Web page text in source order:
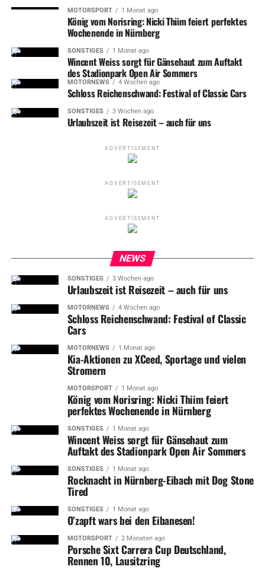
Wolfsburgs #13 Lucas Dumont (li.) und Nürnbergs #22 Timo Bakos
Nürnberg legte einen perfekten
Start hin
Gastgeber mit einem präzisen Handgelenkschuss in
MOTORSPORT 1 Monat ago
König vom Norisring: Nicki Thiim feiert perfektes
Wochenende in Nürnberg
SONSTIGES 1 Monat ago
Wincent Weiss sorgt für Gänsehaut zum Auftakt
des Stadionpark Open Air Sommers
MOTORNEWS 4 Wochen ago
Schloss Reichenschwand: Festival of Classic Cars
SONSTIGES 3 Wochen ago
Urlaubszeit ist Reisezeit – auch für uns
ADVERTISEMENT
ADVERTISEMENT
ADVERTISEMENT
NEWS
SONSTIGES 3 Wochen ago
Urlaubszeit ist Reisezeit – auch für uns
MOTORNEWS 4 Wochen ago
Schloss Reichenschwand: Festival of Classic
Cars
MOTORNEWS 1 Monat ago
Kia-Aktionen zu XCeed, Sportage und vielen
Stromern
MOTORSPORT 1 Monat ago
König vom Norisring: Nicki Thiim feiert
perfektes Wochenende in Nürnberg
SONSTIGES 1 Monat ago
Wincent Weiss sorgt für Gänsehaut zum
Auftakt des Stadionpark Open Air Sommers
SONSTIGES 1 Monat ago
Rocknacht in Nürnberg-Eibach mit Dog Stone
Tired
SONSTIGES 1 Monat ago
O’zapft wars bei den Eibanesen!
MOTORSPORT 2 Monaten ago
Porsche Sixt Carrera Cup Deutschland,
Rennen 10, Lausitzring